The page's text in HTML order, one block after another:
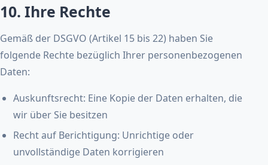
10. Ihre Rechte
Gemäß der DSGVO (Artikel 15 bis 22) haben Sie
folgende Rechte bezüglich Ihrer personenbezogenen
Daten:
Auskunftsrecht: Eine Kopie der Daten erhalten, die
wir über Sie besitzen
Recht auf Berichtigung: Unrichtige oder
unvollständige Daten korrigieren